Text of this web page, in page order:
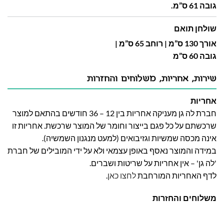
גובה 61 ס”מ.
שולחן תואם
אורך 130 ס”מ | רוחב 65 ס”מ |
גובה 60 ס”מ
שירות, אחריות, משלוחים והחזרות
אחריות
חברת לה גן מעניקה אחריות בין 12 – 36 חודשים בהתאם למוצר
שרכשתם על כל פגם בייצור וחומר של המוצר שרכשת. אחריות זו
אינה מכסה שמשיות וגזיבואים (למעט מנגנון השמשיה).
במידה והמוצר נאסף באופן עצמאי ולא על ידי המובילים של חברת
'לה גן' – אין אחריות על שריטות ושברים.
לדף האחריות המורחבתלחצו כאן.
משלוחים והחזרות